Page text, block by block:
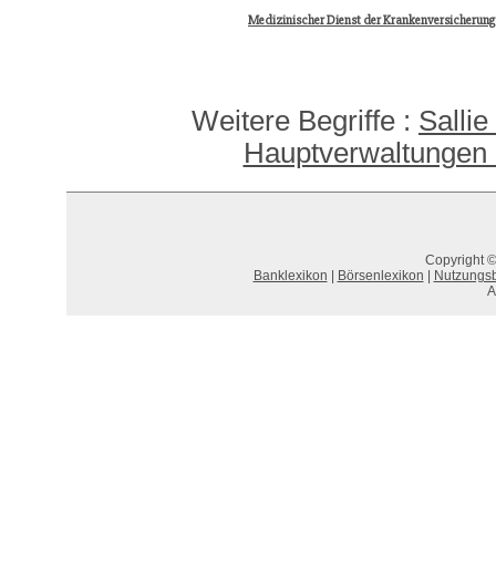
Medizinischer Dienst der
Weitere Begriffe : Sallie
Copyright
Banklexikon
Börsenlexikon